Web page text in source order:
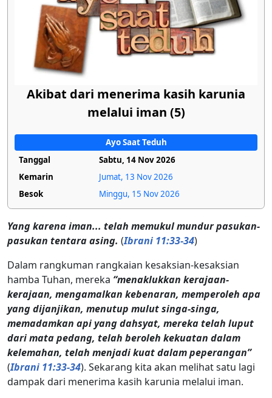
Akibat dari menerima kasih karunia
melalui iman (5)
Ayo Saat Teduh
Tanggal
Sabtu, 14 Nov 2026
Kemarin
Jumat, 13 Nov 2026
Besok
Minggu, 15 Nov 2026
Yang karena iman... telah memukul mundur pasukan-
pasukan tentara asing. (Ibrani 11:33-34)
Dalam rangkuman rangkaian kesaksian-kesaksian
hamba Tuhan, mereka “menaklukkan kerajaan-
kerajaan, mengamalkan kebenaran, memperoleh apa
yang dijanjikan, menutup mulut singa-singa,
memadamkan api yang dahsyat, mereka telah luput
dari mata pedang, telah beroleh kekuatan dalam
kelemahan, telah menjadi kuat dalam peperangan”
(Ibrani 11:33-34). Sekarang kita akan melihat satu lagi
dampak dari menerima kasih karunia melalui iman.